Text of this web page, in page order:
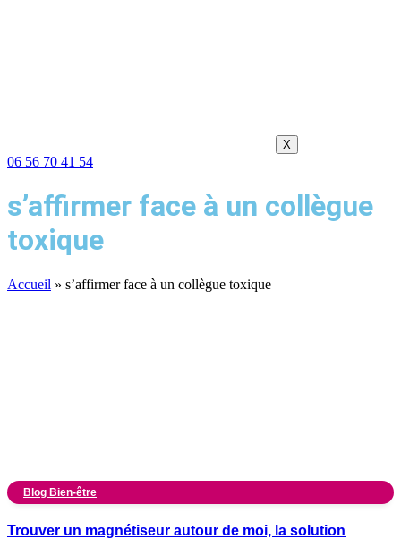
X
06 56 70 41 54
s’affirmer face à un collègue
toxique
Accueil » s’affirmer face à un collègue toxique
Blog Bien-être
Trouver un magnétiseur autour de moi, la solution